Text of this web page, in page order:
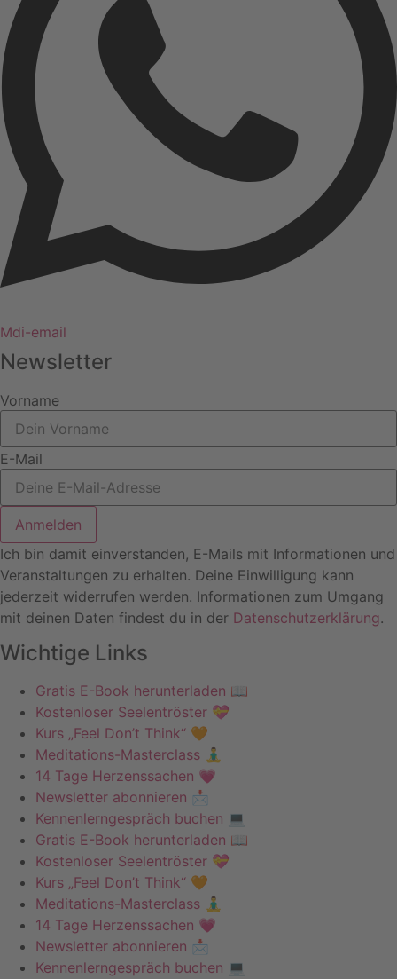
Mdi-email
Newsletter
Vorname
E-Mail
Anmelden
Ich bin damit einverstanden, E-Mails mit Informationen und
Veranstaltungen zu erhalten. Deine Einwilligung kann
jederzeit widerrufen werden. Informationen zum Umgang
mit deinen Daten findest du in der Datenschutzerklärung.
Wichtige Links
Gratis E-Book herunterladen 📖
Kostenloser Seelentröster 💝
Kurs „Feel Don’t Think“ 🧡
Meditations-Masterclass 🧘‍♂️
14 Tage Herzenssachen 💗
Newsletter abonnieren 📩
Kennenlerngespräch buchen 💻
Gratis E-Book herunterladen 📖
Kostenloser Seelentröster 💝
Kurs „Feel Don’t Think“ 🧡
Meditations-Masterclass 🧘‍♂️
14 Tage Herzenssachen 💗
Newsletter abonnieren 📩
Kennenlerngespräch buchen 💻